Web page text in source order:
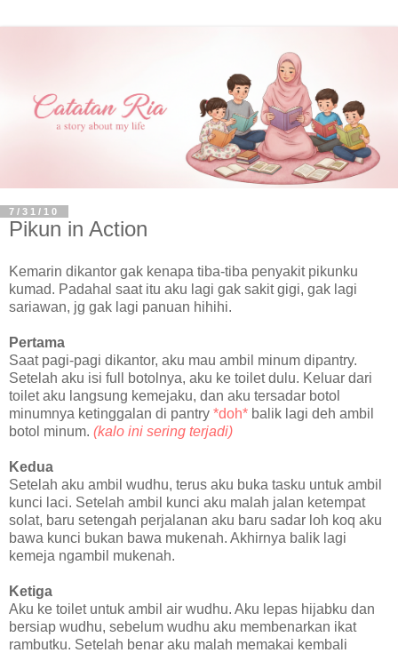
7/31/10
Pikun in Action
Kemarin dikantor gak kenapa tiba-tiba penyakit pikunku
kumad. Padahal saat itu aku lagi gak sakit gigi, gak lagi
sariawan, jg gak lagi panuan hihihi.
Pertama
Saat pagi-pagi dikantor, aku mau ambil minum dipantry.
Setelah aku isi full botolnya, aku ke toilet dulu. Keluar dari
toilet aku langsung kemejaku, dan aku tersadar botol
minumnya ketinggalan di pantry *doh* balik lagi deh ambil
botol minum. (kalo ini sering terjadi)
Kedua
Setelah aku ambil wudhu, terus aku buka tasku untuk ambil
kunci laci. Setelah ambil kunci aku malah jalan ketempat
solat, baru setengah perjalanan aku baru sadar loh koq aku
bawa kunci bukan bawa mukenah. Akhirnya balik lagi
kemeja ngambil mukenah.
Ketiga
Aku ke toilet untuk ambil air wudhu. Aku lepas hijabku dan
bersiap wudhu, sebelum wudhu aku membenarkan ikat
rambutku. Setelah benar aku malah memakai kembali